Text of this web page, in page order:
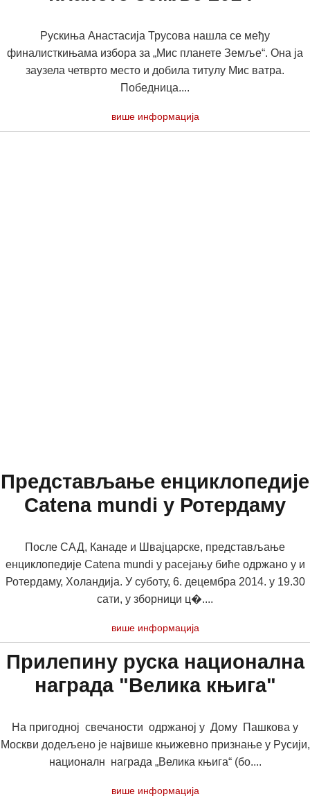
Рускиња Анастасија Трусова нашла се међу
финалисткињама избора за „Мис планете Земље“. Она ја
заузела четврто место и добила титулу Мис ватра.
Победница....
више информација
Представљање енциклопедије
Catena mundi у Ротердаму
После САД, Канаде и Швајцарске, представљање
енциклопедије Catena mundi у расејању биће одржано у и
Ротердаму, Холандија. У суботу, 6. децембра 2014. у 19.30
сати, у зборници ц�....
више информација
Прилепину руска национална
награда "Велика књига"
На пригодној свечаности одржаној у Дому Пашкова у
Москви додељено је највише књижевно признање у Русији,
националн награда „Велика књига“ (бо....
више информација